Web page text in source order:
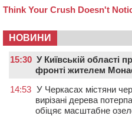
НОВИНИ
15:30 У Київській області
фронті жителем
14:53 У Черкасах містяни
вирізані дерева
обіцяє масштабне